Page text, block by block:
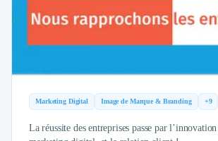
Marketing Digital Image de Marque & Branding +9
La réussite des entreprises passe par